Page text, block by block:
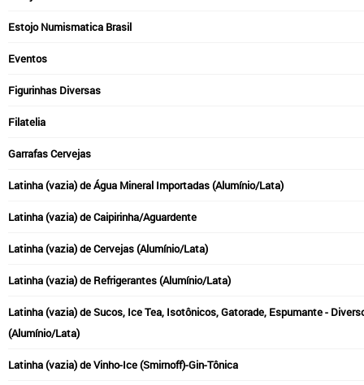
Estojo Numismatica Brasil
Eventos
Figurinhas Diversas
Filatelia
Garrafas Cervejas
Latinha (vazia) de Água Mineral Importadas (Alumínio/Lata)
Latinha (vazia) de Caipirinha/Aguardente
Latinha (vazia) de Cervejas (Alumínio/Lata)
Latinha (vazia) de Refrigerantes (Alumínio/Lata)
Latinha (vazia) de Sucos, Ice Tea, Isotônicos, Gatorade, Espumante -
(Alumínio/Lata)
Latinha (vazia) de Vinho-Ice (Smirnoff)-Gin-Tônica